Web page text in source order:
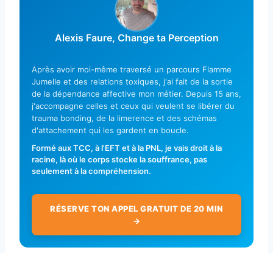
Alexis Faure, Change ta Perception
Après avoir moi-même traversé un parcours Flamme
Jumelle et des relations toxiques, j'ai fait de la sortie
de la dépendance affective mon métier. Depuis 15 ans,
j'accompagne celles et ceux qui veulent se libérer du
trauma bonding, de la limerence et des schémas
d'attachement qui les gardent en boucle.
Formé aux TCC, à l'EFT et à la PNL, je vais droit à la
racine, là où le corps stocke la souffrance, pas
seulement à la compréhension.
RÉSERVE TON APPEL GRATUIT DE 20 MIN
→